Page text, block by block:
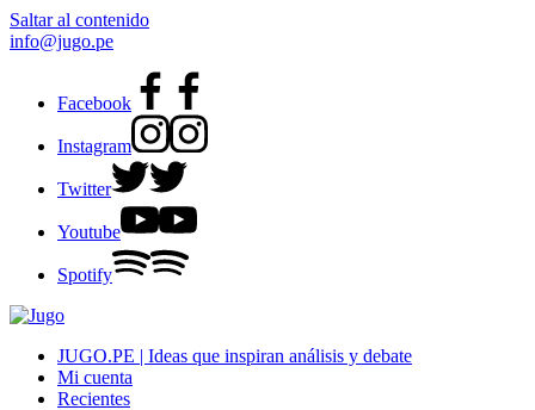
Saltar al contenido
info@jugo.pe
Facebook
Instagram
Twitter
Youtube
Spotify
JUGO.PE | Ideas que inspiran análisis y debate
Mi cuenta
Recientes